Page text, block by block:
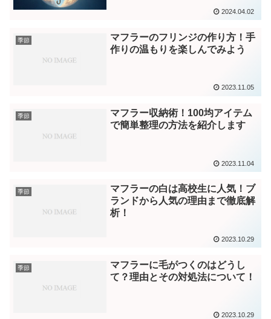
2024.04.02
季節
マフラーのフリンジの作り方！手
作りの温もりを楽しんでみよう
2023.11.05
季節
マフラー収納術！100均アイテム
で簡単整理の方法を紹介します
2023.11.04
季節
マフラーの白は高校生に人気！ブ
ランドから人気の理由まで徹底解
析！
2023.10.29
季節
マフラーに毛がつくのはどうし
て？理由とその対処法について！
2023.10.29